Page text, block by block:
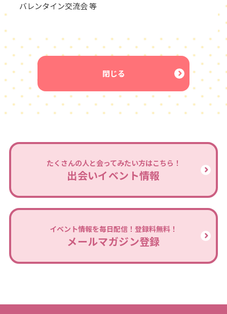
バレンタイン交流会 等
閉じる
たくさんの人と会ってみたい方はこちら！
出会いイベント情報
イベント情報を毎日配信！登録料無料！
メールマガジン登録